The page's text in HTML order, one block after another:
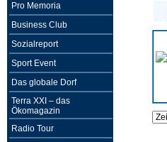
Pro Memoria
Business Club
Sozialreport
Sport Event
Das globale Dorf
Terra XXI – das
Ökomagazin
Radio Tour